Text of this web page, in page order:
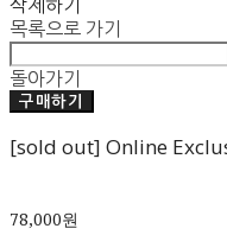
삭제하기
목록으로 가기
돌아가기
구매하기
[sold out] Online
78,000원